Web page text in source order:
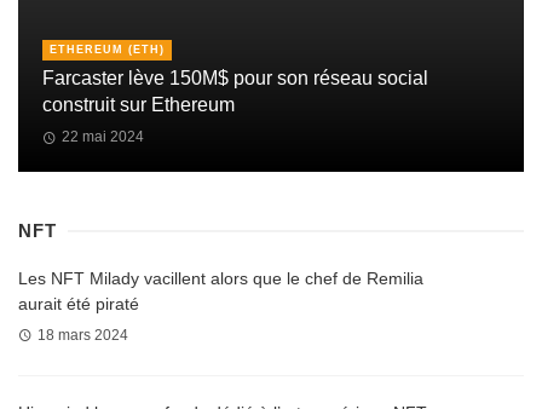
ETHEREUM (ETH)
Farcaster lève 150M$ pour son réseau social
construit sur Ethereum
22 mai 2024
NFT
Les NFT Milady vacillent alors que le chef de Remilia
aurait été piraté
18 mars 2024